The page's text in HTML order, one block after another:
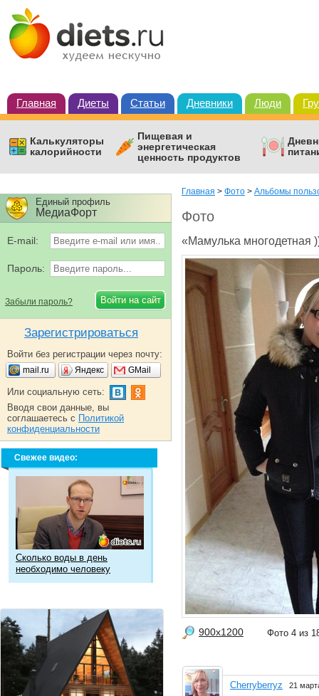
Главная Диеты Статьи Дневники Люди
Калькуляторы
калорийности
Пищевая и
энергетическая
ценность продуктов
Главная > Фото > Альбомы
Фото
«Мамулька многодетная
900x1200 Фото 4 из
Cherryberryz 21
Единый профиль
МедиаФорт
E-mail:
Пароль:
Забыли пароль?
Зарегистрироваться
Войти без регистрации через почту:
mail.ru Яндекс GMail
Или социальную сеть:
Вводя свои данные, вы
соглашаетесь с Политикой
конфиденциальности
Свежее видео:
Сколько воды в день
необходимо человеку